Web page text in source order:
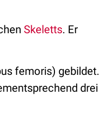
Skeletts. Er
femoris) gebildet.
drei